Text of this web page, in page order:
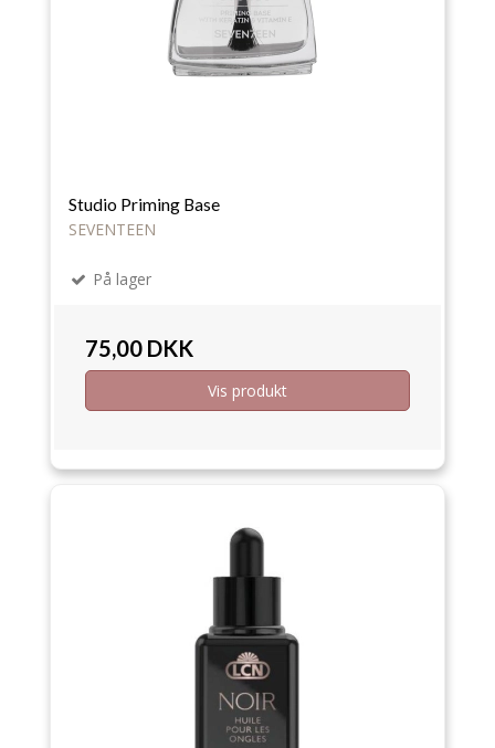
Studio Priming Base
SEVENTEEN
På lager
75,00 DKK
Vis produkt